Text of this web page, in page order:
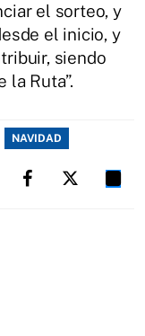
el sorteo, y
el inicio, y
siendo
la Ruta”.
NAVIDAD